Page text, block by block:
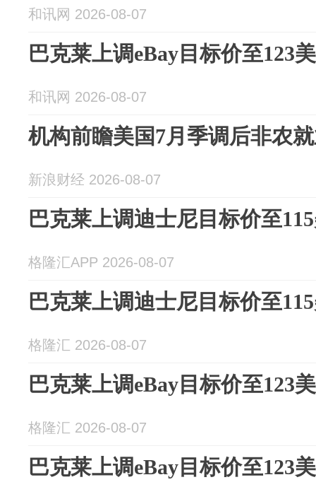
和讯网 2026-08-07
巴克莱上调eBay目标价至123
和讯网 2026-08-07
机构前瞻美国7月季调后非农
新浪财经 2026-08-07
巴克莱上调迪士尼目标价至
格隆汇APP 2026-08-07
巴克莱上调迪士尼目标价至
格隆汇 2026-08-07
巴克莱上调eBay目标价至123
格隆汇 2026-08-07
巴克莱上调eBay目标价至123